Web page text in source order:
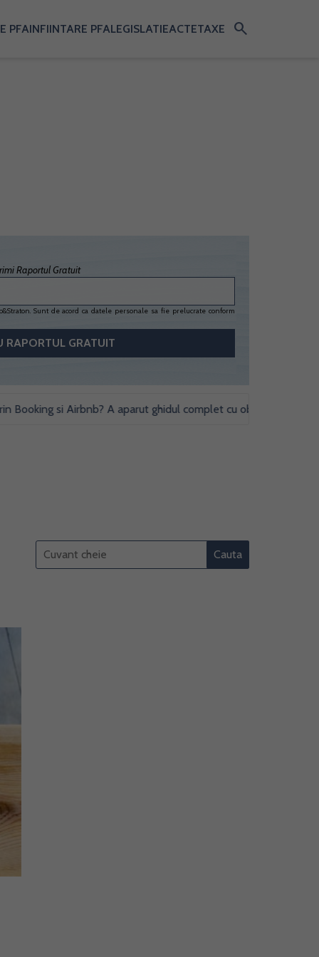
PFAINFIINTARE PFALEGISLATIEACTETAXE search
Raportul Gratuit
Sunt de acord ca datele personale sa fie prelucrate conform
si Airbnb? A aparut ghidul complet cu obligatii fiscale si